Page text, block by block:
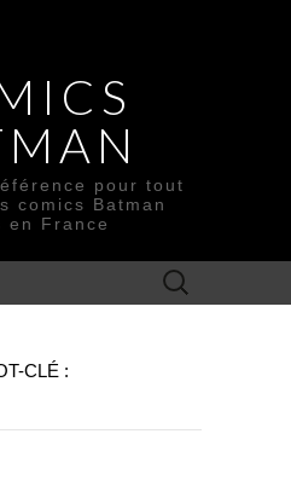
pour tout
comics Batman
en France
Rechercher :
CLÉ :